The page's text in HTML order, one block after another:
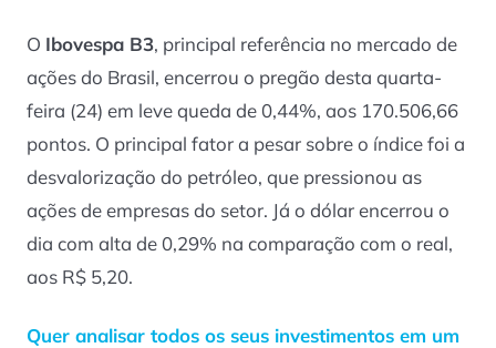
O Ibovespa B3, principal referência no mercado de
ações do Brasil, encerrou o pregão desta quarta-
feira (24) em leve queda de 0,44%, aos 170.506,66
pontos. O principal fator a pesar sobre o índice foi a
desvalorização do petróleo, que pressionou as
ações de empresas do setor. Já o dólar encerrou o
dia com alta de 0,29% na comparação com o real,
aos R$ 5,20.
Quer analisar todos os seus investimentos em um